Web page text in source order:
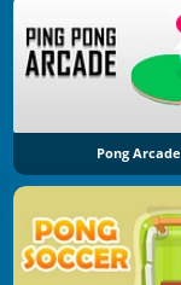
Pong Arcade